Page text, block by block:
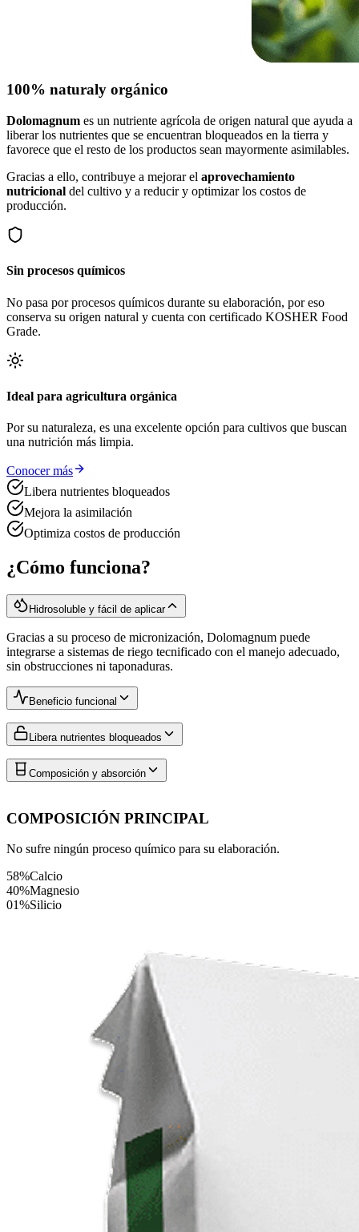
100% naturaly orgánico
Dolomagnum es un nutriente agrícola de origen natural que ayuda a
liberar los nutrientes que se encuentran bloqueados en la tierra y
favorece que el resto de los productos sean mayormente asimilables.
Gracias a ello, contribuye a mejorar el aprovechamiento
nutricional del cultivo y a reducir y optimizar los costos de
producción.
Sin procesos químicos
No pasa por procesos químicos durante su elaboración, por eso
conserva su origen natural y cuenta con certificado KOSHER Food
Grade.
Ideal para agricultura orgánica
Por su naturaleza, es una excelente opción para cultivos que buscan
una nutrición más limpia.
Conocer más
Libera nutrientes bloqueados
Mejora la asimilación
Optimiza costos de producción
¿Cómo funciona?
Hidrosoluble y fácil de aplicar
Gracias a su proceso de micronización, Dolomagnum puede
integrarse a sistemas de riego tecnificado con el manejo adecuado,
sin obstrucciones ni taponaduras.
Beneficio funcional
Libera nutrientes bloqueados
Composición y absorción
COMPOSICIÓN PRINCIPAL
No sufre ningún proceso químico para su elaboración.
58%Calcio
40%Magnesio
01%Silicio